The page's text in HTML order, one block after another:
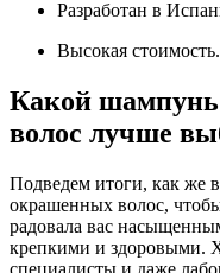
Разработан в
Высокая стоимость.
Какой
волос лучше
Подведем итоги, как же
окрашенных волос,
радовала вас
крепкими и здоровыми.
специалисты и даже